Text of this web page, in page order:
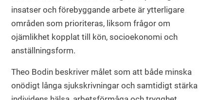
insatser och förebyggande arbete är ytterligare
områden som prioriteras, liksom frågor om
ojämlikhet kopplat till kön, socioekonomi och
anställningsform.
Theo Bodin beskriver målet som att både minska
onödigt långa sjukskrivningar och samtidigt stärka